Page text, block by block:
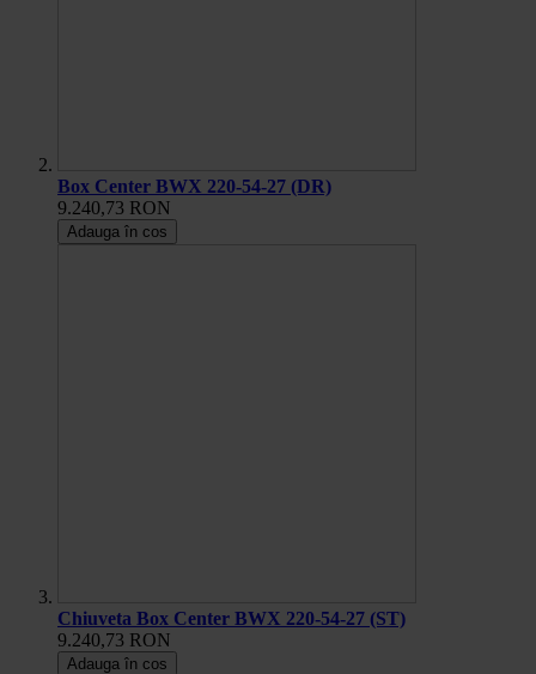
Box Center BWX 220-54-27 (DR)
9.240,73 RON
Adauga în cos
Chiuveta Box Center BWX 220-54-27 (ST)
9.240,73 RON
Adauga în cos